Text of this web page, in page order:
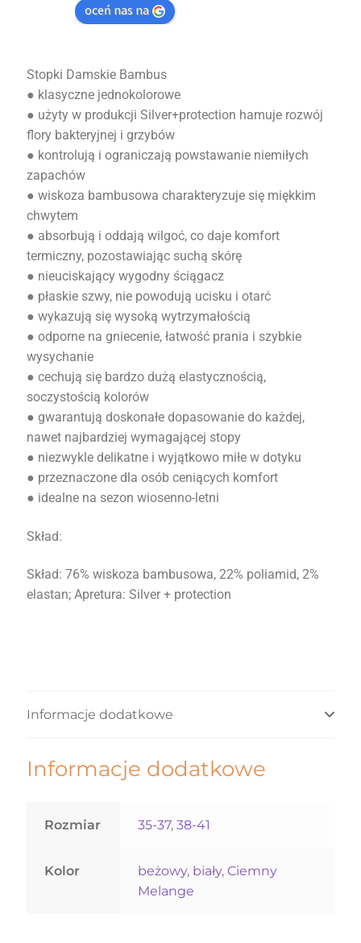
oceń nas na
Stopki Damskie Bambus
● klasyczne jednokolorowe
● użyty w produkcji Silver+protection hamuje rozwój
flory bakteryjnej i grzybów
● kontrolują i ograniczają powstawanie niemiłych
zapachów
● wiskoza bambusowa charakteryzuje się miękkim
chwytem
● absorbują i oddają wilgoć, co daje komfort
termiczny, pozostawiając suchą skórę
● nieuciskający wygodny ściągacz
● płaskie szwy, nie powodują ucisku i otarć
● wykazują się wysoką wytrzymałością
● odporne na gniecenie, łatwość prania i szybkie
wysychanie
● cechują się bardzo dużą elastycznością,
soczystością kolorów
● gwarantują doskonałe dopasowanie do każdej,
nawet najbardziej wymagającej stopy
● niezwykle delikatne i wyjątkowo miłe w dotyku
● przeznaczone dla osób ceniących komfort
● idealne na sezon wiosenno-letni
Skład:
Skład: 76% wiskoza bambusowa, 22% poliamid, 2%
elastan; Apretura: Silver + protection
Informacje dodatkowe
Informacje dodatkowe
Rozmiar 35-37,38-41
Kolor beżowy, biały,Ciemny
Melange